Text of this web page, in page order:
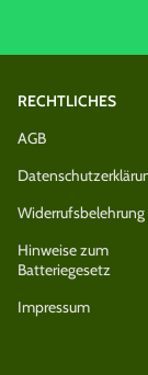
RECHTLICHES
AGB
Widerrufsbelehrung
Hinweise zum
Batteriegesetz
Impressum